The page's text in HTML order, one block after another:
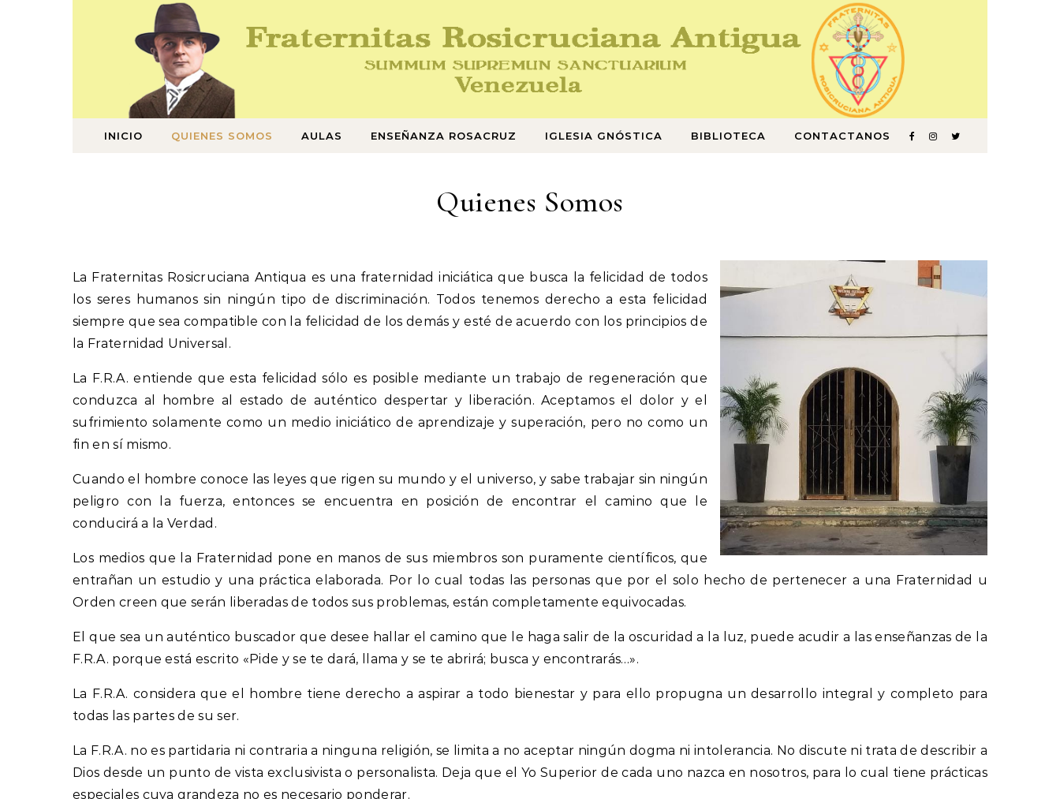
INICIO QUIENES SOMOS AULAS ENSEÑANZA ROSACRUZ IGLESIA GNÓSTICA BIBLIOTECA CONTACTANOS
Quienes Somos
La Fraternitas Rosicruciana Antiqua es una fraternidad iniciática que busca la felicidad de todos
los seres humanos sin ningún tipo de discriminación. Todos tenemos derecho a esta felicidad
siempre que sea compatible con la felicidad de los demás y esté de acuerdo con los principios de
la Fraternidad Universal.
La F.R.A. entiende que esta felicidad sólo es posible mediante un trabajo de regeneración que
conduzca al hombre al estado de auténtico despertar y liberación. Aceptamos el dolor y el
sufrimiento solamente como un medio iniciático de aprendizaje y superación, pero no como un
fin en sí mismo.
Cuando el hombre conoce las leyes que rigen su mundo y el universo, y sabe trabajar sin ningún
peligro con la fuerza, entonces se encuentra en posición de encontrar el camino que le
conducirá a la Verdad.
Los medios que la Fraternidad pone en manos de sus miembros son puramente científicos, que
entrañan un estudio y una práctica elaborada. Por lo cual todas las personas que por el solo hecho de pertenecer a una Fraternidad u
Orden creen que serán liberadas de todos sus problemas, están completamente equivocadas.
El que sea un auténtico buscador que desee hallar el camino que le haga salir de la oscuridad a la luz, puede acudir a las enseñanzas de la
F.R.A. porque está escrito «Pide y se te dará, llama y se te abrirá; busca y encontrarás…».
La F.R.A. considera que el hombre tiene derecho a aspirar a todo bienestar y para ello propugna un desarrollo integral y completo para
todas las partes de su ser.
La F.R.A. no es partidaria ni contraria a ninguna religión, se limita a no aceptar ningún dogma ni intolerancia. No discute ni trata de describir a
Dios desde un punto de vista exclusivista o personalista. Deja que el Yo Superior de cada uno nazca en nosotros, para lo cual tiene prácticas
especiales cuya grandeza no es necesario ponderar.